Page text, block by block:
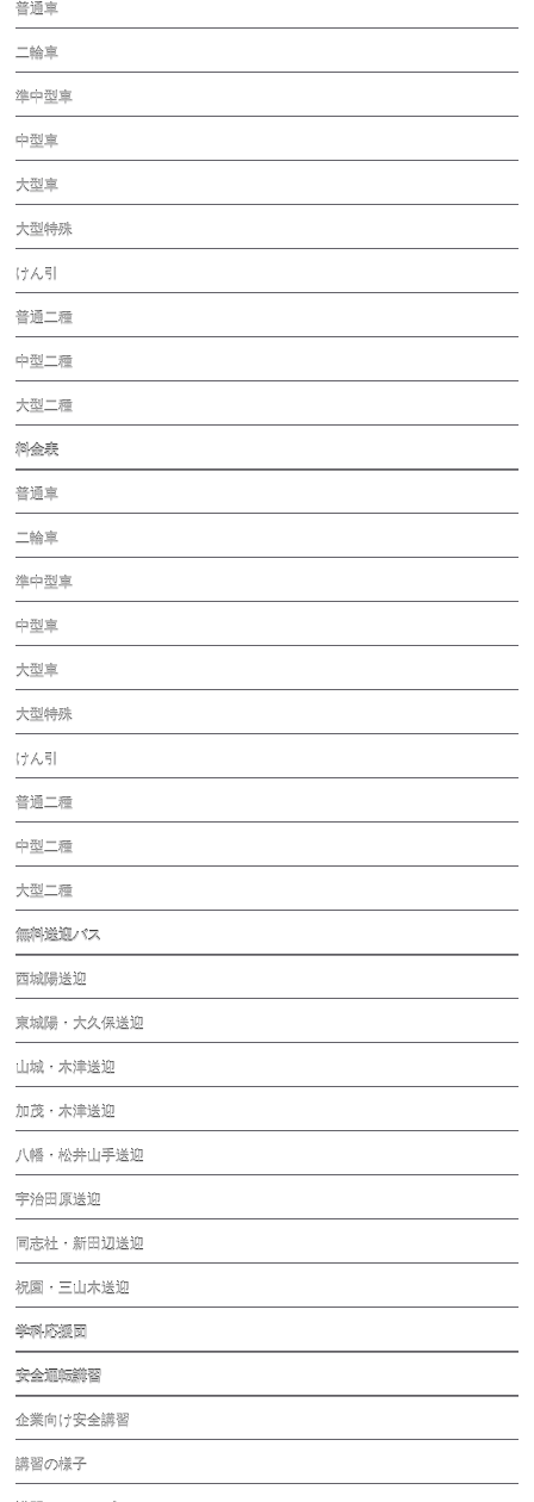
普通車
二輪車
準中型車
中型車
大型車
大型特殊
けん引
普通二種
中型二種
大型二種
料金表
普通車
二輪車
準中型車
中型車
大型車
大型特殊
けん引
普通二種
中型二種
大型二種
無料送迎バス
西城陽送迎
東城陽・大久保送迎
山城・木津送迎
加茂・木津送迎
八幡・松井山手送迎
宇治田原送迎
同志社・新田辺送迎
祝園・三山木送迎
学科応援団
安全運転講習
企業向け安全講習
講習の様子